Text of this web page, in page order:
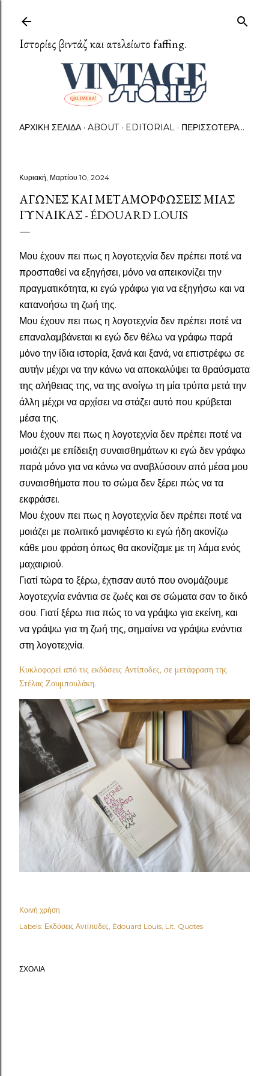
Ιστορίες βιντάζ και ατελείωτο faffing.
ΑΡΧΙΚΉ ΣΕΛΊΔΑ ABOUT EDITORIAL ΠΕΡΙΣΣΌΤΕΡΑ…
Κυριακή, Μαρτίου 10, 2024
ΑΓΏΝΕΣ ΚΑΙ ΜΕΤΑΜΟΡΦΏΣΕΙΣ ΜΙΑΣ
ΓΥΝΑΊΚΑΣ - ÉDOUARD LOUIS
Μου έχουν πει πως η λογοτεχνία δεν πρέπει ποτέ να
προσπαθεί να εξηγήσει, μόνο να απεικονίζει την
πραγματικότητα, κι εγώ γράφω για να εξηγήσω και να
κατανοήσω τη ζωή της.
Μου έχουν πει πως η λογοτεχνία δεν πρέπει ποτέ να
επαναλαμβάνεται κι εγώ δεν θέλω να γράφω παρά
μόνο την ίδια ιστορία, ξανά και ξανά, να επιστρέφω σε
αυτήν μέχρι να την κάνω να αποκαλύψει τα θραύσματα
της αλήθειας της, να της ανοίγω τη μία τρύπα μετά την
άλλη μέχρι να αρχίσει να στάζει αυτό που κρύβεται
μέσα της.
Μου έχουν πει πως η λογοτεχνία δεν πρέπει ποτέ να
μοιάζει με επίδειξη συναισθημάτων κι εγώ δεν γράφω
παρά μόνο για να κάνω να αναβλύσουν από μέσα μου
συναισθήματα που το σώμα δεν ξέρει πώς να τα
εκφράσει.
Μου έχουν πει πως η λογοτεχνία δεν πρέπει ποτέ να
μοιάζει με πολιτικό μανιφέστο κι εγώ ήδη ακονίζω
κάθε μου φράση όπως θα ακονίζαμε με τη λάμα ενός
μαχαιριού.
Γιατί τώρα το ξέρω, έχτισαν αυτό που ονομάζουμε
λογοτεχνία ενάντια σε ζωές και σε σώματα σαν το δικό
σου. Γιατί ξέρω πια πώς το να γράψω για εκείνη, και
να γράψω για τη ζωή της, σημαίνει να γράψω ενάντια
στη λογοτεχνία.
Κυκλοφορεί από τις εκδόσεις Αντίποδες, σε μετάφραση της
Στέλας Ζουμπουλάκη.
Κοινή χρήση
Labels: Εκδόσεις Αντίποδες Édouard Louis Lit Quotes
ΣΧΌΛΙΑ